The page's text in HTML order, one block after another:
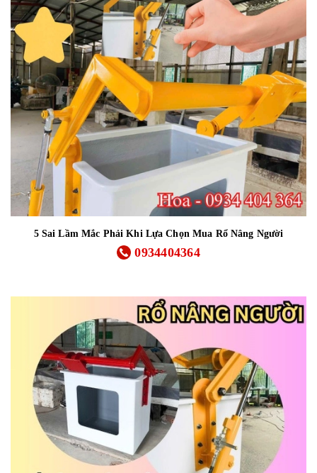
5 Sai Lầm Mắc Phải Khi Lựa Chọn Mua Rổ Nâng Người
0934404364